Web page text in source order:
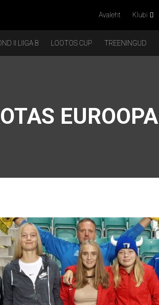
Avaleht Klubi
II LIIGA B LOOTOS CUP TREENINGUD